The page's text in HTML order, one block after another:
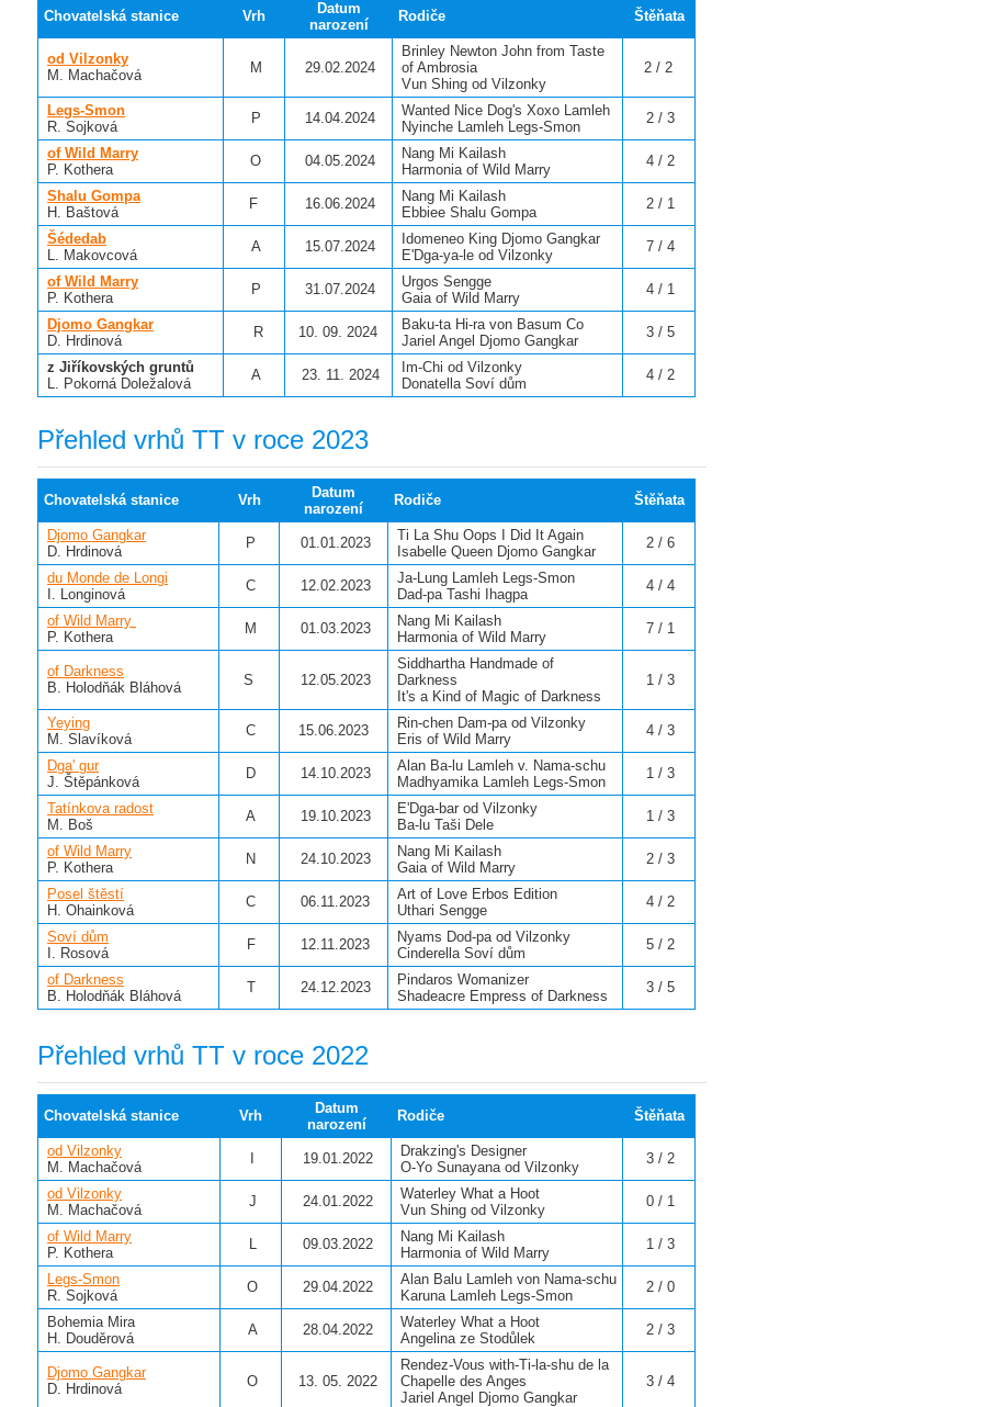
Chovatelská stanice Vrh
Datum
narození
Rodiče Štěňata
od Vilzonky
M. Machačová
M 29.02.2024
Brinley Newton John from Taste
of Ambrosia
Vun Shing od Vilzonky
2 / 2
Legs-Smon
R. Sojková
P 14.04.2024
Wanted Nice Dog's Xoxo Lamleh
Nyinche Lamleh Legs-Smon
2 / 3
of Wild Marry
P. Kothera
O 04.05.2024
Nang Mi Kailash
Harmonia of Wild Marry
4 / 2
Shalu Gompa
H. Baštová
F 16.06.2024
Nang Mi Kailash
Ebbiee Shalu Gompa
2 / 1
Šédedab
L. Makovcová
A 15.07.2024
Idomeneo King Djomo Gangkar
E'Dga-ya-le od Vilzonky
7 / 4
of Wild Marry
P. Kothera
P 31.07.2024
Urgos Sengge
Gaia of Wild Marry
4 / 1
Djomo Gangkar
D. Hrdinová
R 10. 09. 2024
Baku-ta Hi-ra von Basum Co
Jariel Angel Djomo Gangkar
3 / 5
z Jiříkovských gruntů
L. Pokorná Doležalová
A 23. 11. 2024
Im-Chi od Vilzonky
Donatella Soví dům
4 / 2
Přehled vrhů TT v roce 2023
Chovatelská stanice Vrh
Datum
narození
Rodiče Štěňata
Djomo Gangkar
D. Hrdinová
P 01.01.2023
Ti La Shu Oops I Did It Again
Isabelle Queen Djomo Gangkar
2 / 6
du Monde de Longi
I. Longinová
C 12.02.2023
Ja-Lung Lamleh Legs-Smon
Dad-pa Tashi Ihagpa
4 / 4
of Wild Marry
P. Kothera
M 01.03.2023
Nang Mi Kailash
Harmonia of Wild Marry
7 / 1
of Darkness
B. Holodňák Bláhová
S 12.05.2023
Siddhartha Handmade of
Darkness
It's a Kind of Magic of Darkness
1 / 3
Yeying
M. Slavíková
C 15.06.2023
Rin-chen Dam-pa od Vilzonky
Eris of Wild Marry
4 / 3
Dga' gur
J. Štěpánková
D 14.10.2023
Alan Ba-lu Lamleh v. Nama-schu
Madhyamika Lamleh Legs-Smon
1 / 3
Tatínkova radost
M. Boš
A 19.10.2023
E'Dga-bar od Vilzonky
Ba-lu Taši Dele
1 / 3
of Wild Marry
P. Kothera
N 24.10.2023
Nang Mi Kailash
Gaia of Wild Marry
2 / 3
Posel štěstí
H. Ohainková
C 06.11.2023
Art of Love Erbos Edition
Uthari Sengge
4 / 2
Soví dům
I. Rosová
F 12.11.2023
Nyams Dod-pa od Vilzonky
Cinderella Soví dům
5 / 2
of Darkness
B. Holodňák Bláhová
T 24.12.2023
Pindaros Womanizer
Shadeacre Empress of Darkness
3 / 5
Přehled vrhů TT v roce 2022
Chovatelská stanice Vrh
Datum
narození
Rodiče Štěňata
od Vilzonky
M. Machačová
19.01.2022
Drakzing's Designer
O-Yo Sunayana od Vilzonky
3 / 2
od Vilzonky
M. Machačová
J 24.01.2022
Waterley What a Hoot
Vun Shing od Vilzonky
0 / 1
of Wild Marry
P. Kothera
L 09.03.2022
Nang Mi Kailash
Harmonia of Wild Marry
1 / 3
Legs-Smon
R. Sojková
O 29.04.2022
Alan Balu Lamleh von Nama-schu
Karuna Lamleh Legs-Smon
2 / 0
Bohemia Mira
H. Douděrová
A 28.04.2022
Waterley What a Hoot
Angelina ze Stodůlek
2 / 3
Djomo Gangkar
D. Hrdinová
O 13. 05. 2022
Rendez-Vous with-Ti-la-shu de la
Chapelle des Anges
Jariel Angel Djomo Gangkar
3 / 4